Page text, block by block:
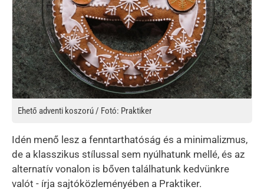
Ehető adventi koszorú / Fotó: Praktiker
Idén menő lesz a fenntarthatóság és a minimalizmus,
de a klasszikus stílussal sem nyúlhatunk mellé, és az
alternatív vonalon is bőven találhatunk kedvünkre
valót - írja sajtóközleményében a Praktiker.